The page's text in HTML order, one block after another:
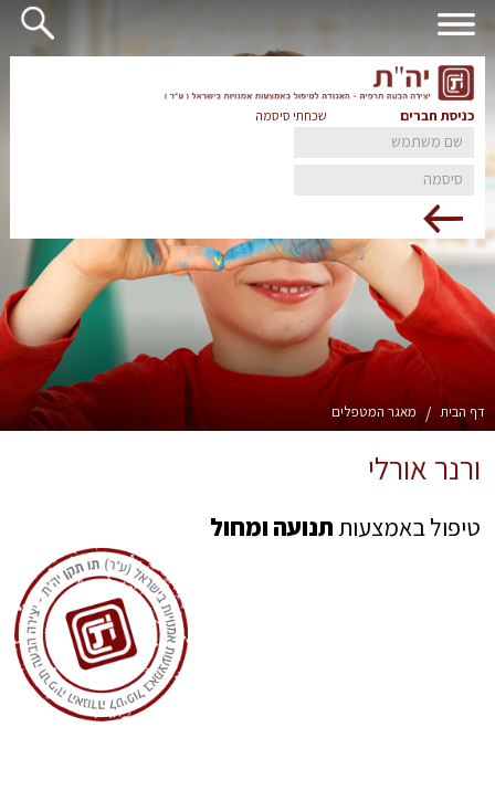
כניסת חברים שכחתי סיסמה
דף הבית / מאגר המטפלים
ורנר אורלי
טיפול באמצעותתנועה ומחול